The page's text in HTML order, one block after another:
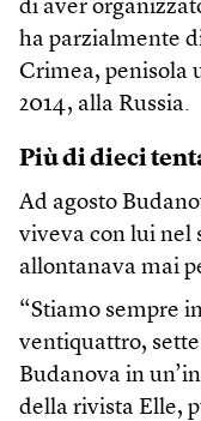
di aver
ha parzialmente
Crimea, penisola
2014, alla Russia.
Più di dieci
Ad agosto
viveva con lui nel
allontanava mai
“Stiamo sempre
ventiquattro,
Budanova in
della rivista Elle,